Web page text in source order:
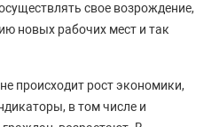
свое возрождение,
новых рабочих мест и так
происходит рост экономики,
в том числе и